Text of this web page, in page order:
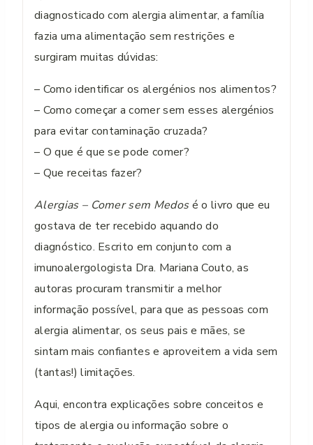
diagnosticado com alergia alimentar, a família
fazia uma alimentação sem restrições e
surgiram muitas dúvidas:
– Como identificar os alergénios nos alimentos?
– Como começar a comer sem esses alergénios
para evitar contaminação cruzada?
– O que é que se pode comer?
– Que receitas fazer?
Alergias – Comer sem Medosé o livro que eu
gostava de ter recebido aquando do
diagnóstico. Escrito em conjunto com a
imunoalergologista Dra. Mariana Couto, as
autoras procuram transmitir a melhor
informação possível, para que as pessoas com
alergia alimentar, os seus pais e mães, se
sintam mais confiantes e aproveitem a vida sem
(tantas!) limitações.
Aqui, encontra explicações sobre conceitos e
tipos de alergia ou informação sobre o